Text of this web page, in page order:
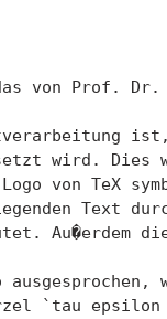
von Prof. Dr.
wird. Dies
von TeX
Text
Au�erdem
`tau